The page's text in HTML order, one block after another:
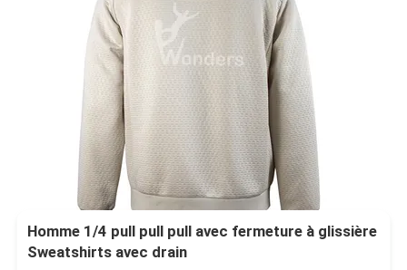
Homme 1/4 pull pull pull avec fermeture à glissière
Sweatshirts avec drain